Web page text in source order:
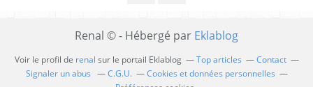
Renal © - Hébergé par Eklablog
Voir le profil de renal sur le portail Eklablog Top articles
Contact
Signaler un abus
C.G.U.
Cookies et données personnelles